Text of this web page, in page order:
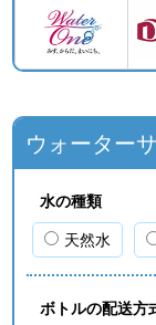
ウォーター
水の種類
天然水
ボトルの配送方